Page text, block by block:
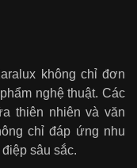
không chỉ đơn
nghệ thuật. Các
thiên nhiên và văn
chỉ đáp ứng nhu
sâu sắc.